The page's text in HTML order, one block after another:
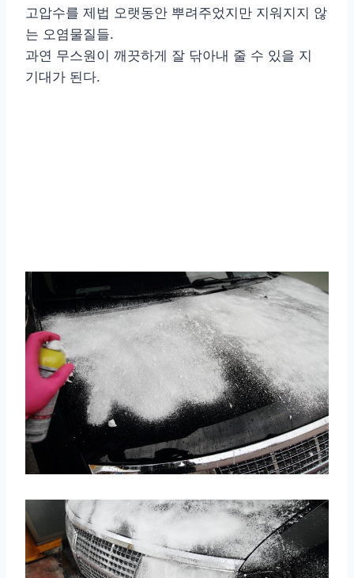
고압수를 제법 오랫동안 뿌려주었지만 지워지지 않
는 오염물질들.
과연 무스원이 깨끗하게 잘 닦아내 줄 수 있을 지
기대가 된다.